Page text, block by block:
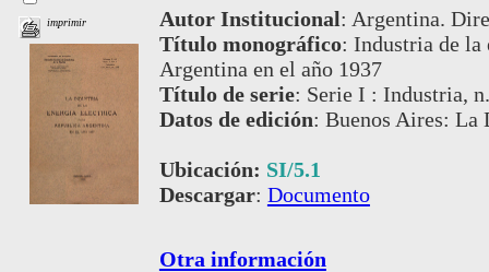
imprimir Autor Institucional: Argentina.
Título monográfico: Industria de la
Argentina en el año 1937
Título de serie: Serie I : Industria,
Datos de edición: Buenos Aires: La
Ubicación: SI/5.1
Descargar: Documento
Otra información